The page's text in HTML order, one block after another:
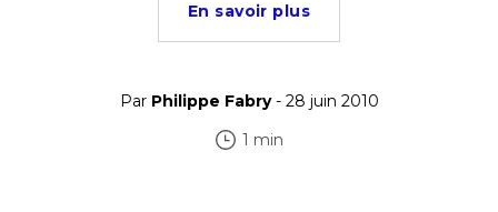
En savoir plus
Par Philippe Fabry- 28 juin 2010
1 min